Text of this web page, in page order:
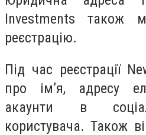
Investments також
реєстрацію.
Під час реєстрації
про ім’я, адресу
акаунти в
користувача. Також